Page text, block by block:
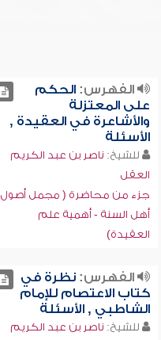
الفهرس:الحكم
على المعتزلة
والأشاعرة في العقيدة ,
الأسئلة
للشيخ: ناصر بن عبد الكريم
العقل
جزء من محاضرة ( مجمل أصول
أهل السنة - أهمية علم
العقيدة)
الفهرس:نظرة في
كتاب الاعتصام للإمام
الشاطبي , الأسئلة
للشيخ: ناصر بن عبد الكريم